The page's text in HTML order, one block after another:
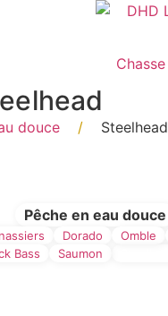
Chasse
douce / Steelhead
Pêche en eau douce
Dorado Omble
Bass
Saumon